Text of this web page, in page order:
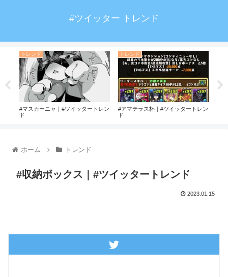
#ツイッター トレンド
トレンド
#マスカーニャ｜#ツイッタートレン
ド
トレンド
#アマテラス杯｜#ツイッタートレン
ド
ホーム トレンド
#収納ボックス｜#ツイッタートレンド
2023.01.15